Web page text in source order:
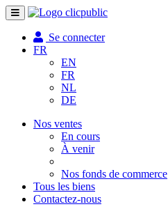
Toggle
navigation
Se connecter
FR
EN
FR
NL
DE
Nos ventes
En cours
À venir
Nos fonds de commerce
Tous les biens
Contactez-nous